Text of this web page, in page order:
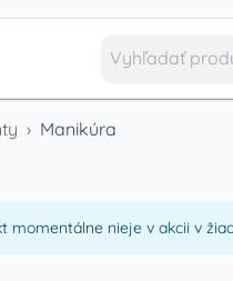
› Manikúra
momentálne nieje v akcii v